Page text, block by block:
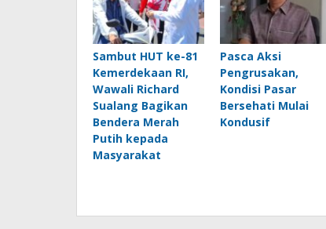
Sambut HUT ke-81
Kemerdekaan RI,
Wawali Richard
Sualang Bagikan
Bendera Merah
Putih kepada
Masyarakat
Pasca Aksi
Pengrusakan,
Kondisi Pasar
Bersehati Mulai
Kondusif